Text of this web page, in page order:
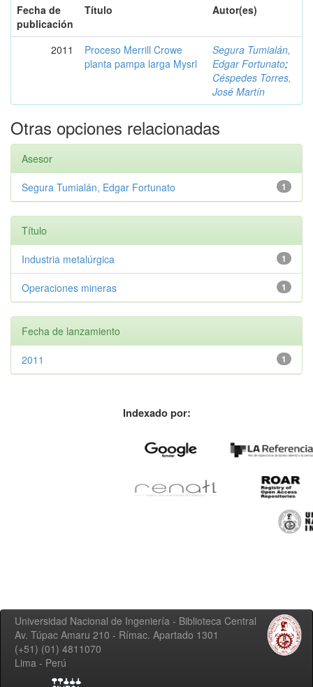
Fecha de
publicación
Título Autor(es)
2011
Proceso Merrill Crowe
planta pampa larga Mysrl
Segura Tumialán,
Edgar Fortunato;
Céspedes Torres,
José Martín
Otras opciones relacionadas
Asesor
1
Segura Tumialán, Edgar Fortunato
Título
1
Industria metalúrgica
1
Operaciones mineras
Fecha de lanzamiento
1
2011
Indexado por:
Universidad Nacional de Ingeniería - Biblioteca Central
Av. Túpac Amaru 210 - Rímac. Apartado 1301
(+51) (01) 4811070
Lima - Perú